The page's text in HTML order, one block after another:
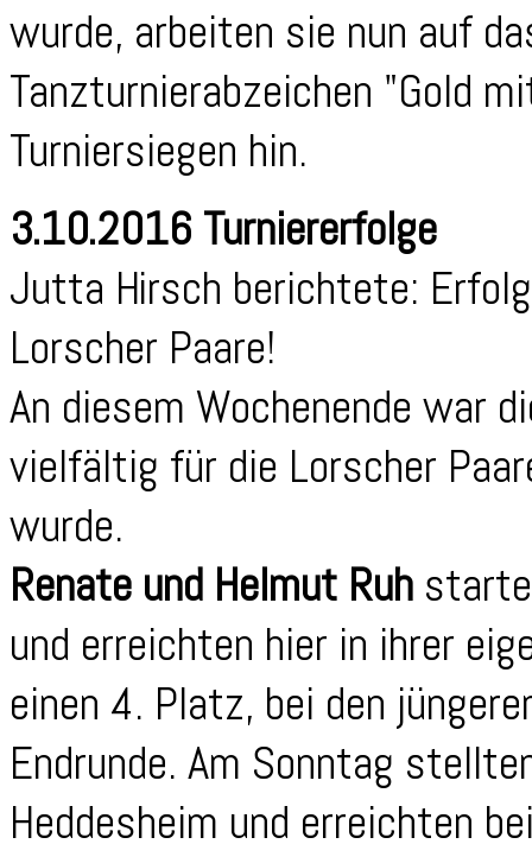
wurde, arbeiten sie nun auf
Tanzturnierabzeichen "Gold
Turniersiegen hin.
3.10.2016 Turniererfolge
Jutta Hirsch berichtete:
Lorscher Paare!
An diesem Wochenende war
vielfältig für die Lorscher
wurde.
Renate und Helmut Ruh
und erreichten hier in ihrer
einen 4. Platz, bei den
Endrunde. Am Sonntag
Heddesheim und erreichten